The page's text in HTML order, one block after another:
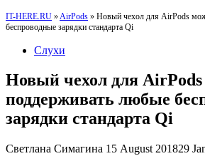
IT-HERE.RU » AirPods » Новый чехол для AirPods
беспроводные зарядки стандарта Qi
Слухи
Новый чехол для
поддерживать любые
зарядки стандарта Qi
Светлана Симагина 15 August 201829